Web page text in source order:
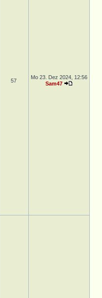
57
Mo 23. Dez 2024, 12:56
Sam47